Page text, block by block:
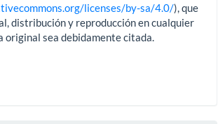
licenses/by-sa/4.0/), que
distribución y reproducción en cualquier
original sea debidamente citada.